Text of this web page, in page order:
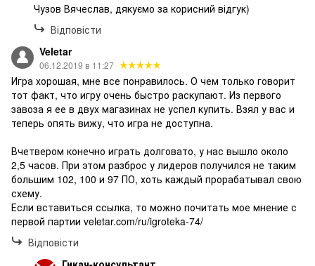
Чузов Вячеслав, дякуємо за корисний відгук)
Відповісти
Veletar
06.12.2019 в 11:27
Игра хорошая, мне все понравилось. О чем только говорит
тот факт, что игру очень быстро раскупают. Из первого
завоза я ее в двух магазинах не успел купить. Взял у вас и
теперь опять вижу, что игра не доступна.
Вчетвером конечно играть долговато, у нас вышло около
2,5 часов. При этом разброс у лидеров получился не таким
большим 102, 100 и 97 ПО, хоть каждый прорабатывал свою
схему.
Если вставиться ссылка, то можно почитать мое мнение с
первой партии veletar.com/ru/igroteka-74/
Відповісти